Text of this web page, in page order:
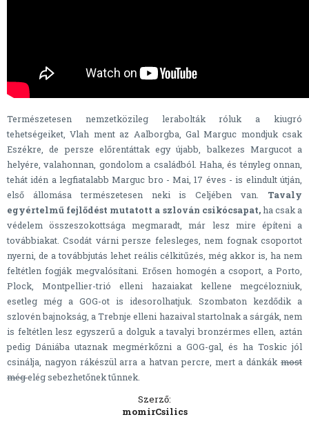
Természetesen nemzetközileg lerabolták róluk a kiugró
tehetségeiket, Vlah ment az Aalborgba, Gal Marguc mondjuk csak
Eszékre, de persze előrentáttak egy újabb, balkezes Margucot a
helyére, valahonnan, gondolom a családból. Haha, és tényleg onnan,
tehát idén a legfiatalabb Marguc bro - Mai, 17 éves - is elindult útján,
első állomása természetesen neki is Celjében van.
Tavaly
egyértelmű fejlődést mutatott a szlován csikócsapat,ha csak a
védelem összeszokottsága megmaradt, már lesz mire építeni a
továbbiakat. Csodát várni persze felesleges, nem fognak csoportot
nyerni, de a továbbjutás lehet reális célkitűzés, még akkor is, ha nem
feltétlen fogják megvalósítani. Erősen homogén a csoport, a Porto,
Plock, Montpellier-trió elleni hazaiakat kellene megcélozniuk,
esetleg még a GOG-ot is idesorolhatjuk. Szombaton kezdődik a
szlovén bajnokság, a Trebnje elleni hazaival startolnak a sárgák, nem
is feltétlen lesz egyszerű a dolguk a tavalyi bronzérmes ellen, aztán
pedig Dániába utaznak megmérkőzni a GOG-gal, és ha Toskic jól
csinálja, nagyon rákészül arra a hatvan percre, mert a dánkák most
mégelég sebezhetőnek tűnnek.
Szerző:
momirCsilics